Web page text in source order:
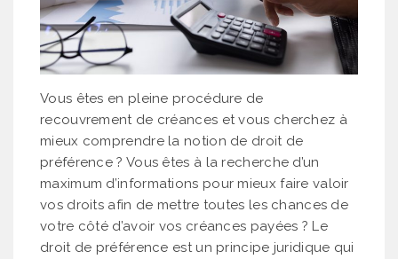
Vous êtes en pleine procédure de
recouvrement de créances et vous cherchez à
mieux comprendre la notion de droit de
préférence ? Vous êtes à la recherche d’un
maximum d’informations pour mieux faire valoir
vos droits afin de mettre toutes les chances de
votre côté d’avoir vos créances payées ? Le
droit de préférence est un principe juridique qui